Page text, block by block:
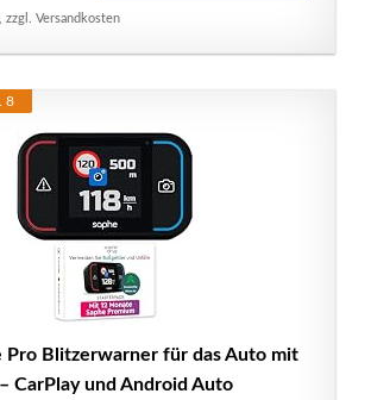
Versandkosten
8
Pro Blitzerwarner für das Auto mit
CarPlay und Android Auto